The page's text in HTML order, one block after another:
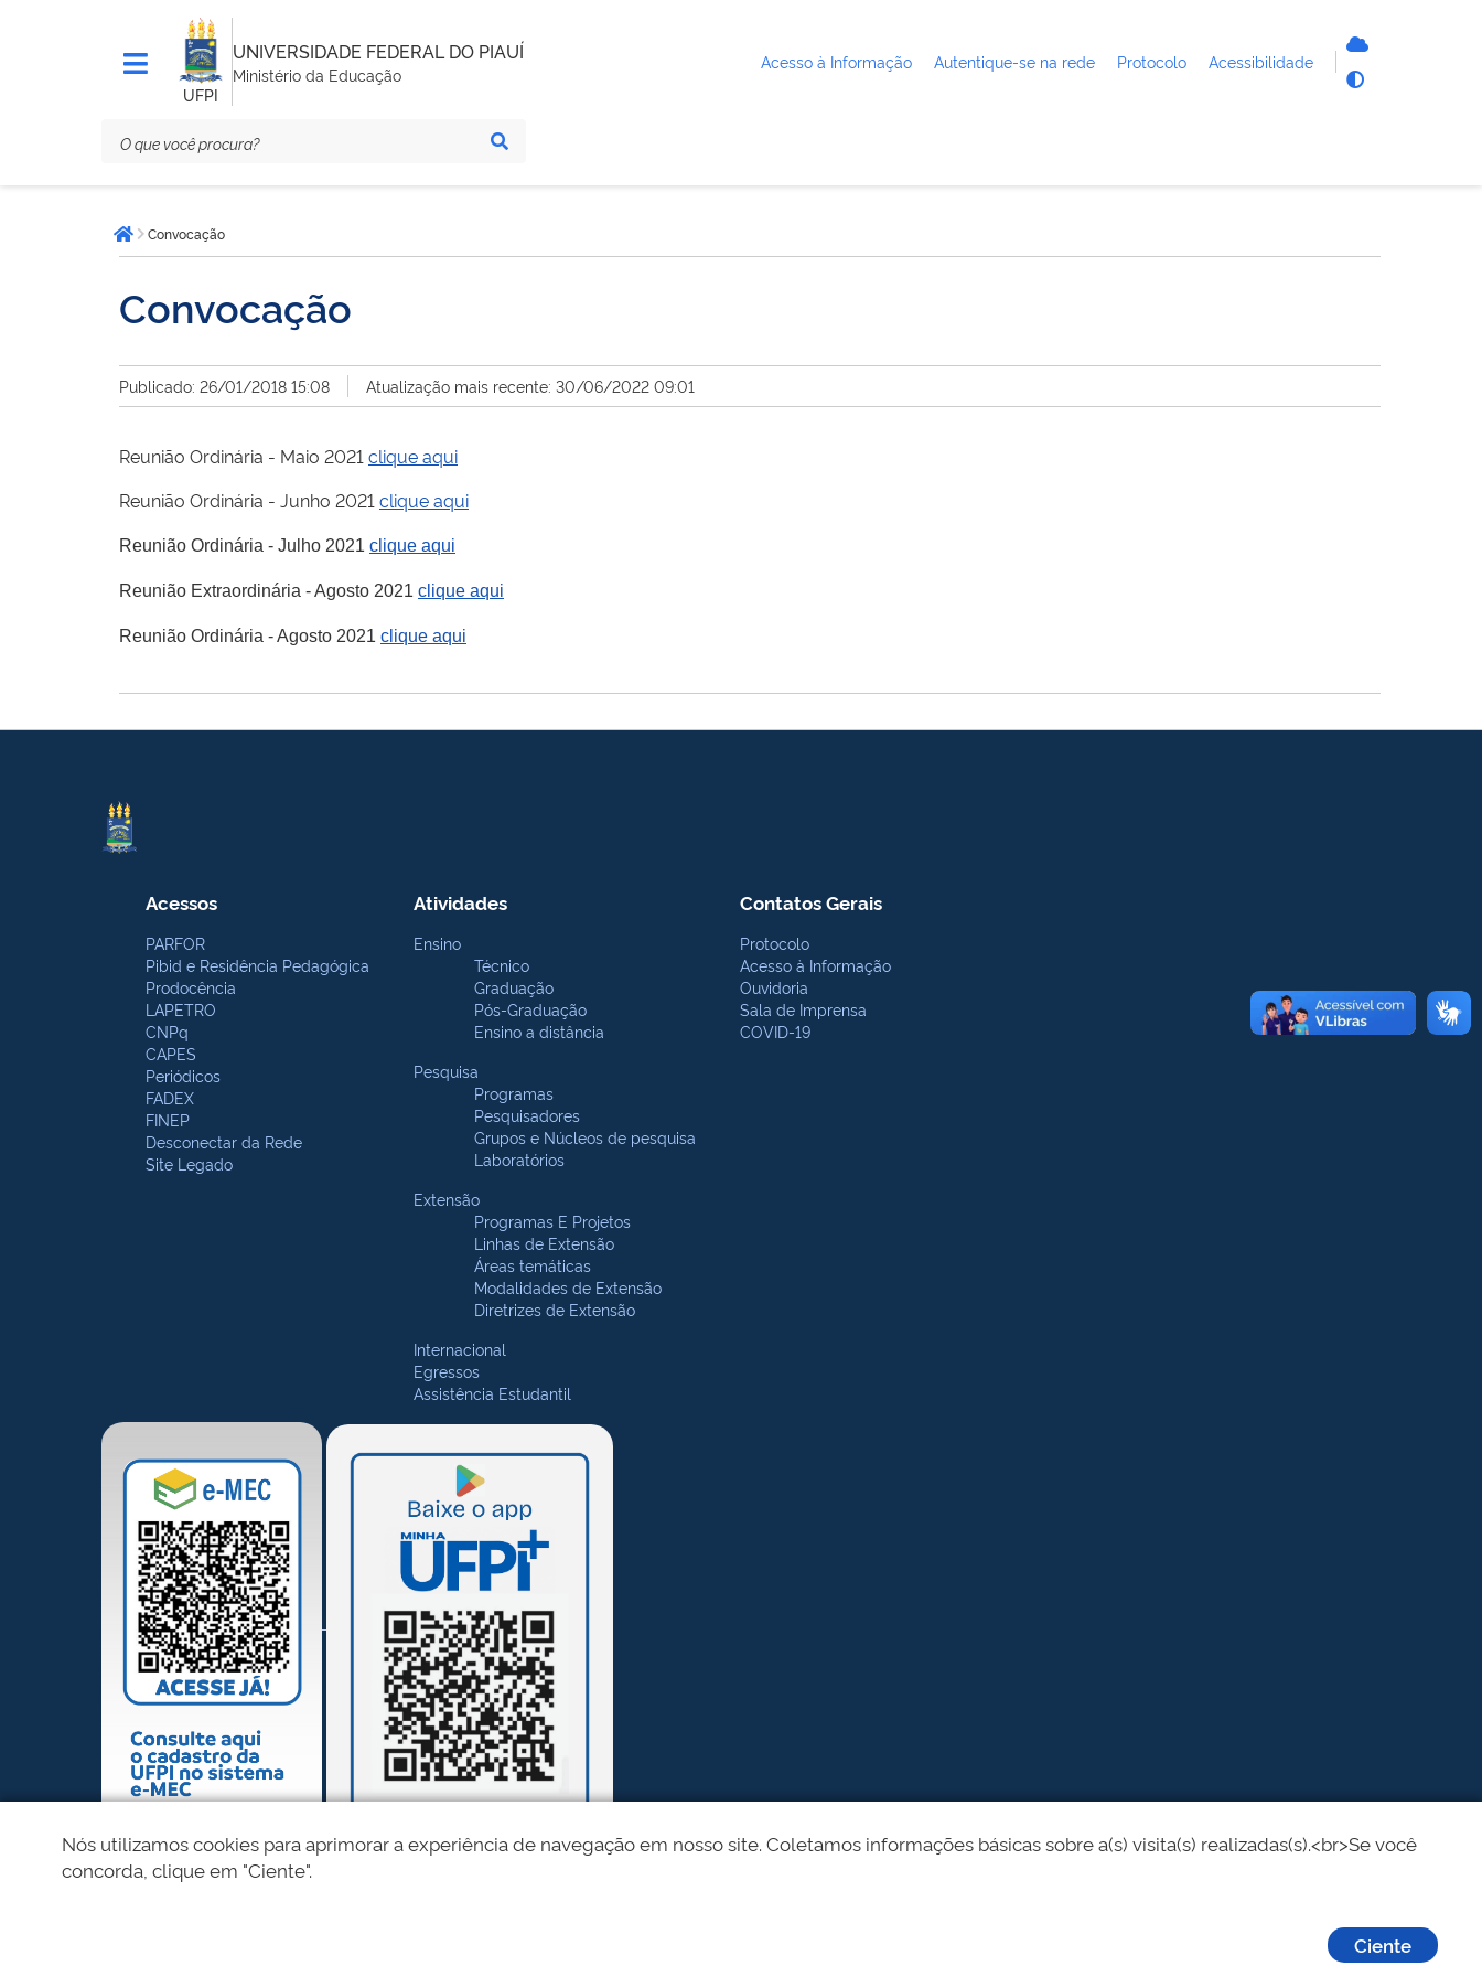
UFPI
UNIVERSIDADE FEDERAL DO PIAUÍ
Ministério da Educação
Acesso à Informação Autentique-se na rede Protocolo Acessibilidade
está
aqui:Página inicial
Convocação
Convocação
Publicado: 26/01/2018 15:08 Atualização mais recente: 30/06/2022 09:01
Reunião Ordinária - Maio 2021 clique aqui
Reunião Ordinária - Junho 2021 clique aqui
Reunião Ordinária - Julho 2021 clique aqui
Reunião Extraordinária - Agosto 2021 clique aqui
Reunião Ordinária - Agosto 2021 clique aqui
Acessos
PARFOR
Pibid e Residência Pedagógica
Prodocência
LAPETRO
CNPq
CAPES
Periódicos
FADEX
FINEP
Desconectar da Rede
Site Legado
Atividades
Ensino
Técnico
Graduação
Pós-Graduação
Ensino a distância
Pesquisa
Programas
Pesquisadores
Grupos e Núcleos de pesquisa
Laboratórios
Extensão
Programas E Projetos
Linhas de Extensão
Áreas temáticas
Modalidades de Extensão
Diretrizes de Extensão
Internacional
Egressos
Assistência Estudantil
Contatos Gerais
Protocolo
Acesso à Informação
Ouvidoria
Sala de Imprensa
COVID-19
Nós utilizamos cookies para aprimorar a experiência de navegação em nosso site. Coletamos informações básicas sobre a(s) visita(s) realizadas(s).<br>Se você
concorda, clique em "Ciente".
Ciente